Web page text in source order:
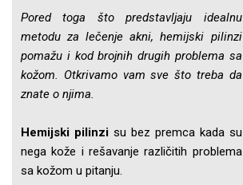
Pored toga što predstavljaju idealnu
metodu za lečenje akni, hemijski pilinzi
pomažu i kod brojnih drugih problema sa
kožom. Otkrivamo vam sve što treba da
znate o njima.
Hemijski pilinzisu bez premca kada su
nega kože i rešavanje različitih problema
sa kožom u pitanju.